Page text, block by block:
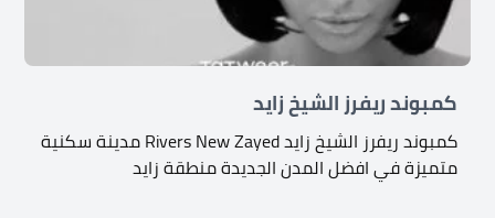
كمبوند ريفرز الشيخ زايد
كمبوند ريفرز الشيخ زايد Rivers New Zayed مدينة سكنية
متميزة في افضل المدن الجديدة منطقة زايد